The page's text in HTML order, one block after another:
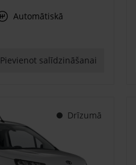
Automātiskā
Pievienot salīdzināšanai
Drīzumā